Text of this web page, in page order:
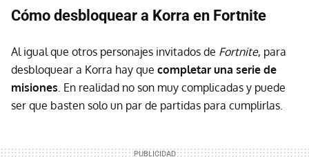
Cómo desbloquear a Korra en Fortnite
Al igual que otros personajes invitados de Fortnite, para
desbloquear a Korra hay que completar una serie de
misiones . En realidad no son muy complicadas y puede
ser que basten solo un par de partidas para cumplirlas.